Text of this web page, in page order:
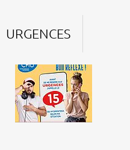
URGENCES